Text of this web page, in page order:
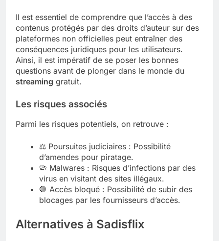
Il est essentiel de comprendre que l’accès à des
contenus protégés par des droits d’auteur sur des
plateformes non officielles peut entraîner des
conséquences juridiques pour les utilisateurs.
Ainsi, il est impératif de se poser les bonnes
questions avant de plonger dans le monde du
streaming gratuit.
Les risques associés
Parmi les risques potentiels, on retrouve :
⚖️ Poursuites judiciaires : Possibilité
d’amendes pour piratage.
🦠 Malwares : Risques d’infections par des
virus en visitant des sites illégaux.
🛑 Accès bloqué : Possibilité de subir des
blocages par les fournisseurs d’accès.
Alternatives à Sadisflix